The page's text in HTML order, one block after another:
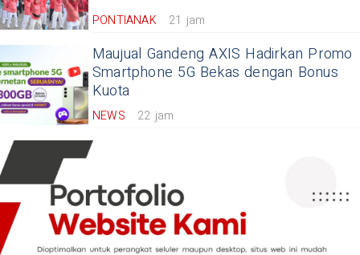
PONTIANAK 21 jam
Maujual Gandeng AXIS Hadirkan Promo
Smartphone 5G Bekas dengan Bonus
Kuota
NEWS 22 jam